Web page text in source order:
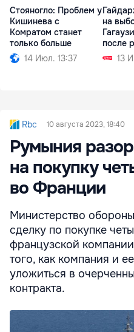
Стояногло: Проблем у
Кишинева с
Комратом станет
только больше
14 Июл. 13:37
на
после
13
Rbc 10 августа 2023, 18:40
Румыния
на покупку
во Франции
Министерство
сделку по покупке
французской
того, как компания и
уложиться в
контракта.